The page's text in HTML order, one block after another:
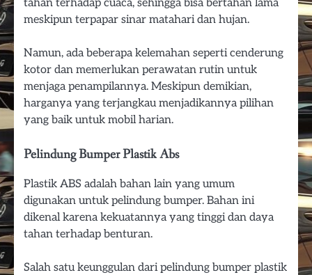
meskipun terpapar sinar matahari dan hujan.
Namun, ada beberapa kelemahan seperti cenderung
kotor dan memerlukan perawatan rutin untuk
menjaga penampilannya. Meskipun demikian,
harganya yang terjangkau menjadikannya pilihan
yang baik untuk mobil harian.
Pelindung Bumper Plastik Abs
Plastik ABS adalah bahan lain yang umum
digunakan untuk pelindung bumper. Bahan ini
dikenal karena kekuatannya yang tinggi dan daya
tahan terhadap benturan.
Salah satu keunggulan dari pelindung bumper plastik